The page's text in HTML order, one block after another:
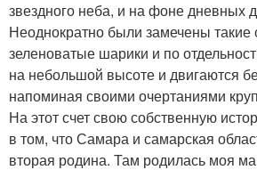
звездного неба, и на фоне дневных
Неоднократно были замечены такие
зеленоватые шарики и по
на небольшой высоте и двигаются
напоминая своими очертаниями
На этот счет свою собственную
в том, что Самара и самарская
вторая родина. Там родилась моя